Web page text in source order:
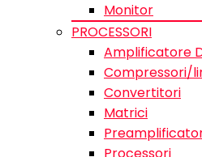
Monitor
PROCESSORI
Amplificatore
Compressori/
Convertitori
Matrici